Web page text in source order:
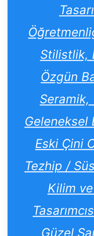
Stilistlik,
Özgün
Seramik,
Geleneksel
Eski Çini
Tezhip /
Kilim
Güzel